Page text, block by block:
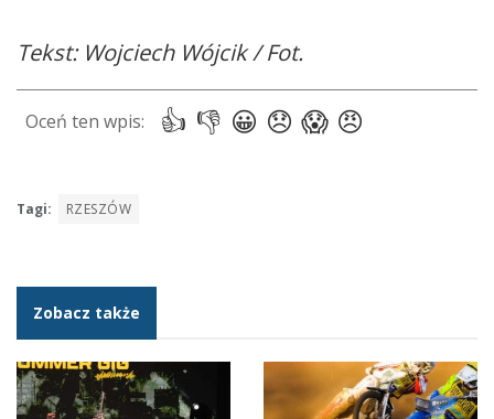
Tekst: Wojciech Wójcik / Fot.
Tagi: RZESZÓW
Zobacz także